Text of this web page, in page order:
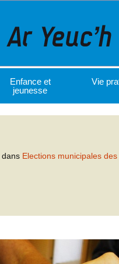
Enfance et
jeunesse
Vie
dans Elections municipales